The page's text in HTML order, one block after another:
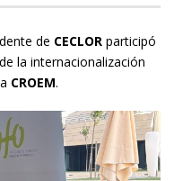
de CECLOR participó
la internacionalización
CROEM.